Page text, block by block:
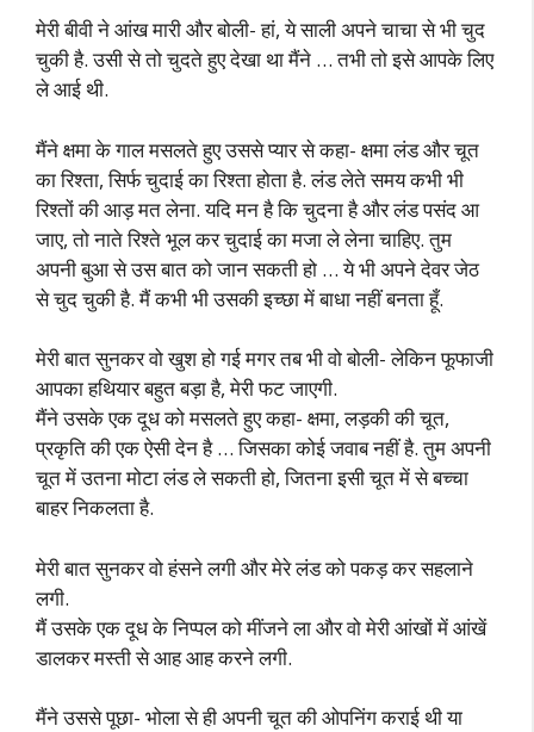
मेरी बीवी ने आंख मारी और बोली- हां, ये साली अपने चाचा से भी चुद
चुकी है. उसी से तो चुदते हुए देखा था मैंने … तभी तो इसे आपके लिए
ले आई थी.
मैंने क्षमा के गाल मसलते हुए उससे प्यार से कहा- क्षमा लंड और चूत
का रिश्ता, सिर्फ चुदाई का रिश्ता होता है. लंड लेते समय कभी भी
रिश्तों की आड़ मत लेना. यदि मन है कि चुदना है और लंड पसंद आ
जाए, तो नाते रिश्ते भूल कर चुदाई का मजा ले लेना चाहिए. तुम
अपनी बुआ से उस बात को जान सकती हो … ये भी अपने देवर जेठ
से चुद चुकी है. मैं कभी भी उसकी इच्छा में बाधा नहीं बनता हूँ.
मेरी बात सुनकर वो खुश हो गई मगर तब भी वो बोली- लेकिन फूफाजी
आपका हथियार बहुत बड़ा है, मेरी फट जाएगी.
मैंने उसके एक दूध को मसलते हुए कहा- क्षमा, लड़की की चूत,
प्रकृति की एक ऐसी देन है … जिसका कोई जवाब नहीं है. तुम अपनी
चूत में उतना मोटा लंड ले सकती हो, जितना इसी चूत में से बच्चा
बाहर निकलता है.
मेरी बात सुनकर वो हंसने लगी और मेरे लंड को पकड़ कर सहलाने
लगी.
मैं उसके एक दूध के निप्पल को मींजने ला और वो मेरी आंखों में आंखें
डालकर मस्ती से आह आह करने लगी.
मैंने उससे पूछा- भोला से ही अपनी चूत की ओपनिंग कराई थी या